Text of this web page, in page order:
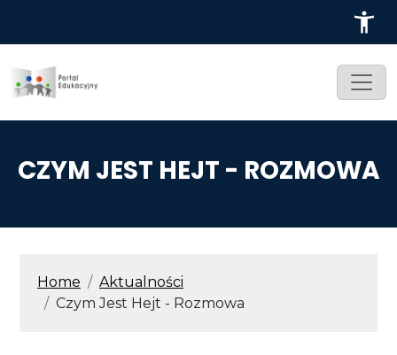
CZYM JEST HEJT - ROZMOWA
ŚCIEŻKA NAWIGACYJNA
Home
Aktualności
Czym Jest Hejt - Rozmowa